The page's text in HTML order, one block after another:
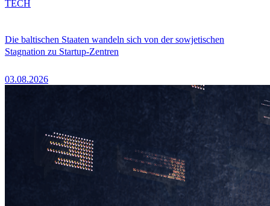
Die baltischen Staaten wandeln sich von der sowjetischen
Stagnation zu Startup-Zentren
03.08.2026
TECH